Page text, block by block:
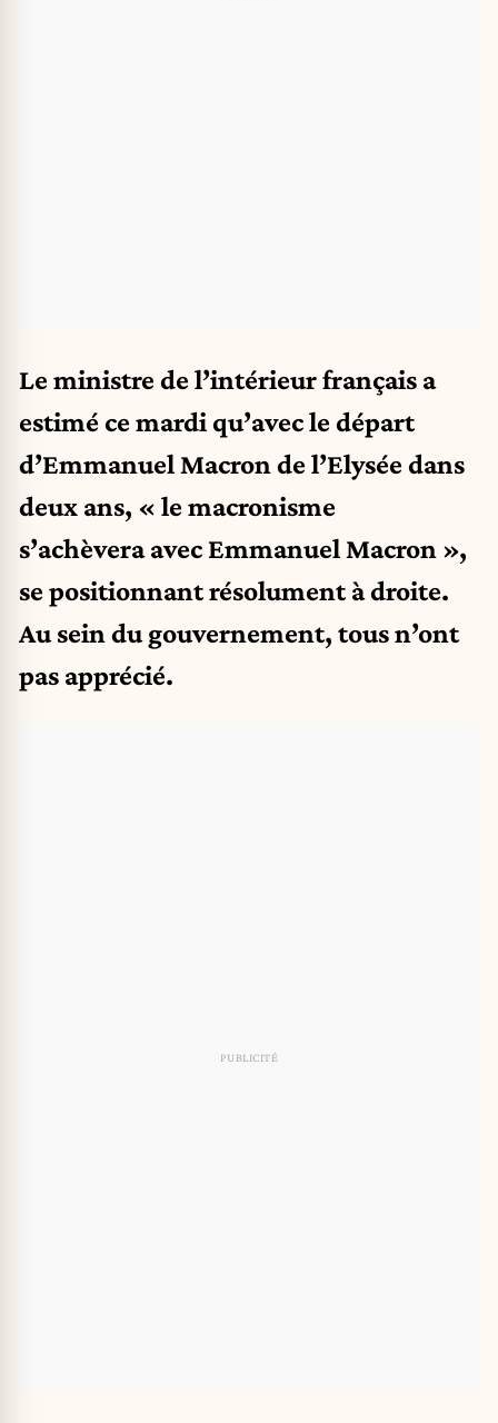
Le ministre de l’intérieur français a
estimé ce mardi qu’avec le départ
d’Emmanuel Macron de l’Elysée dans
deux ans, « le macronisme
s’achèvera avec Emmanuel Macron »,
se positionnant résolument à droite.
Au sein du gouvernement, tous n’ont
pas apprécié.